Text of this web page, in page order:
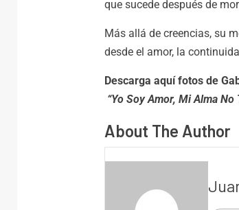
que sucede después de
Más allá de creencias, su
desde el amor, la
Descarga aquí fotos de
“Yo Soy Amor, Mi Alma No
About The Author